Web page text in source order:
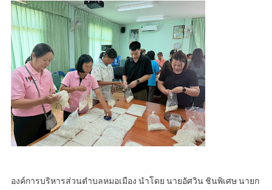
องค์การบริหารส่วนตำบลหมอเมือง นำโดย นายอัศวิน ชินพิเศษ นายก